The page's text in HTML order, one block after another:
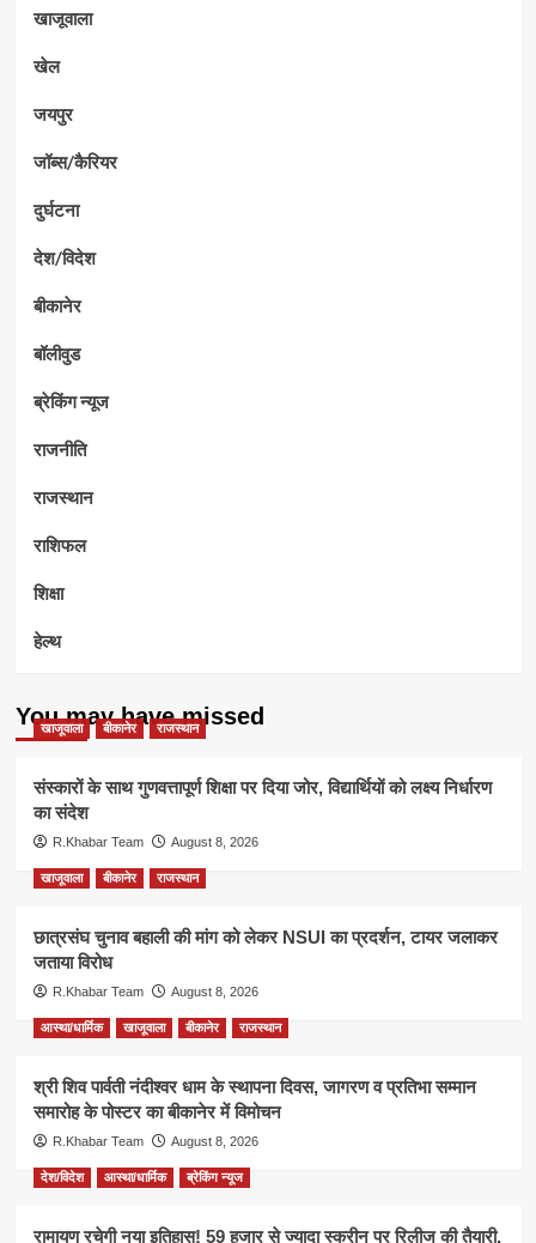
खाजूवाला
खेल
जयपुर
जॉब्स/कैरियर
दुर्घटना
देश/विदेश
बीकानेर
बॉलीवुड
ब्रेकिंग न्यूज
राजनीति
राजस्थान
राशिफल
शिक्षा
हेल्थ
You may have missed
खाजूवाला बीकानेर राजस्थान
संस्कारों के साथ गुणवत्तापूर्ण शिक्षा पर दिया जोर, विद्यार्थियों को लक्ष्य निर्धारण
का संदेश
R.Khabar Team August 8, 2026
खाजूवाला बीकानेर राजस्थान
छात्रसंघ चुनाव बहाली की मांग को लेकर NSUI का प्रदर्शन, टायर जलाकर
जताया विरोध
R.Khabar Team August 8, 2026
आस्था/धार्मिक खाजूवाला बीकानेर राजस्थान
श्री शिव पार्वती नंदीश्वर धाम के स्थापना दिवस, जागरण व प्रतिभा सम्मान
समारोह के पोस्टर का बीकानेर में विमोचन
R.Khabar Team August 8, 2026
देश/विदेश आस्था/धार्मिक ब्रेकिंग न्यूज
रामायण रचेगी नया इतिहास! 59 हजार से ज्यादा स्क्रीन पर रिलीज की तैयारी,